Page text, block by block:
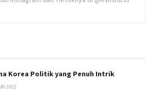
Korea Politik yang Penuh Intrik
2022